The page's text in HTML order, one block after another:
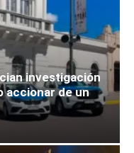
investigación
accionar de un